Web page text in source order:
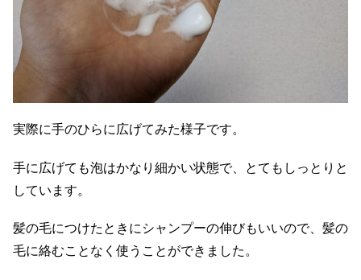
実際に手のひらに広げてみた様子です。
手に広げても泡はかなり細かい状態で、とてもしっとりと
しています。
髪の毛につけたときにシャンプーの伸びもいいので、髪の
毛に絡むことなく使うことができました。